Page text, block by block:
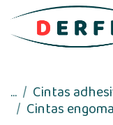
Ir al contenido
... Cintas
Cintas